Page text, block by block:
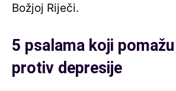
Božjoj Riječi.
5 psalama koji
protiv depresije